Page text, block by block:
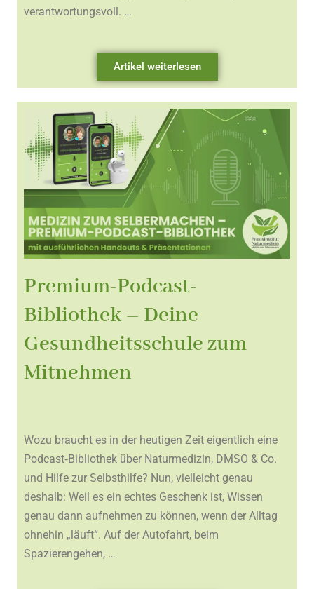
verantwortungsvoll. …
Artikel weiterlesen
Premium-Podcast-
Bibliothek – Deine
Gesundheitsschule zum
Mitnehmen
Wozu braucht es in der heutigen Zeit eigentlich eine
Podcast‑Bibliothek über Naturmedizin, DMSO & Co.
und Hilfe zur Selbsthilfe? Nun, vielleicht genau
deshalb: Weil es ein echtes Geschenk ist, Wissen
genau dann aufnehmen zu können, wenn der Alltag
ohnehin „läuft“. Auf der Autofahrt, beim
Spazierengehen, …